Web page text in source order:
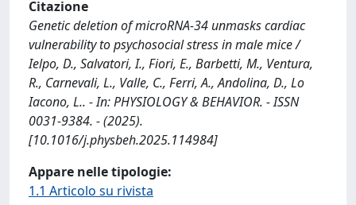
Citazione
Genetic deletion of microRNA-34 unmasks cardiac
vulnerability to psychosocial stress in male mice /
Ielpo, D., Salvatori, I., Fiori, E., Barbetti, M., Ventura,
R., Carnevali, L., Valle, C., Ferri, A., Andolina, D., Lo
Iacono, L.. - In: PHYSIOLOGY & BEHAVIOR. - ISSN
0031-9384. - (2025).
[10.1016/j.physbeh.2025.114984]
Appare nelle tipologie:
1.1 Articolo su rivista